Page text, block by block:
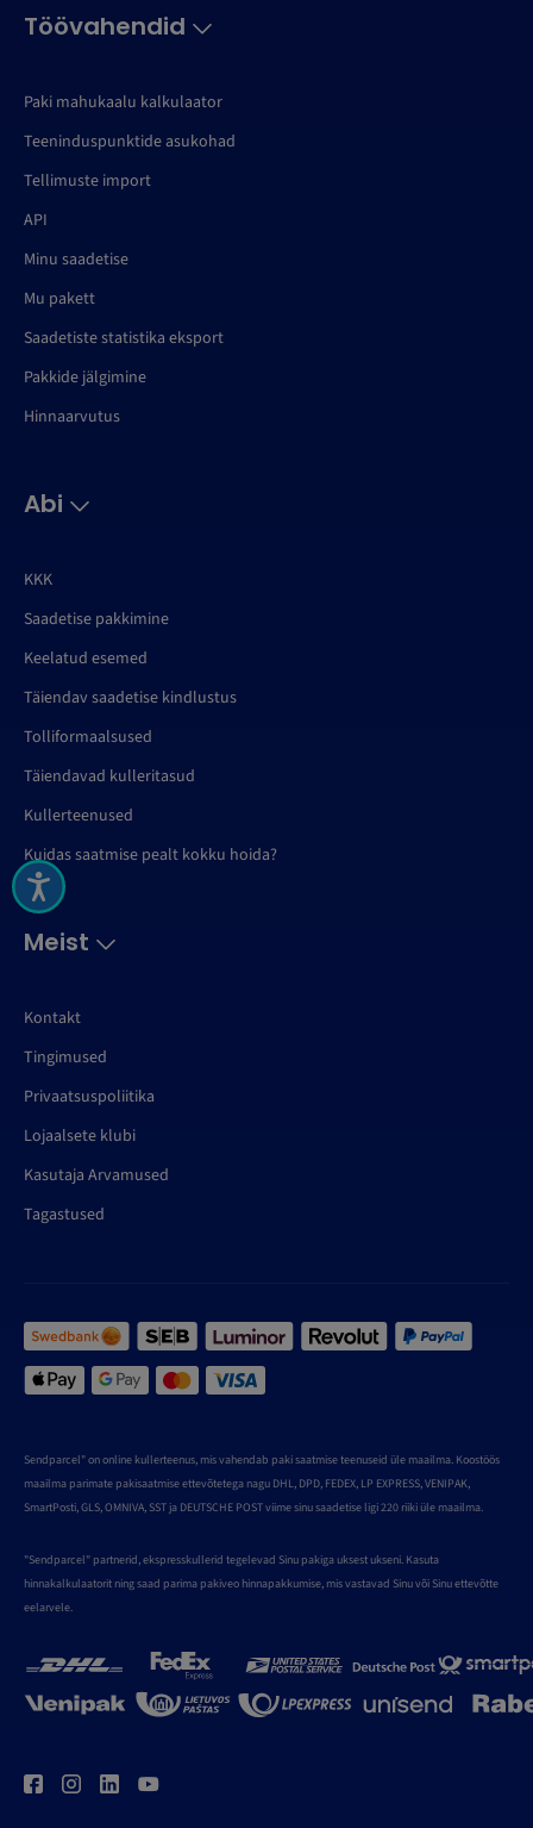
Töövahendid
Paki mahukaalu kalkulaator
Teeninduspunktide asukohad
Tellimuste import
API
Minu saadetise
Mu pakett
Saadetiste statistika eksport
Pakkide jälgimine
Hinnaarvutus
Abi
KKK
Saadetise pakkimine
Keelatud esemed
Täiendav saadetise kindlustus
Tolliformaalsused
Täiendavad kulleritasud
Kullerteenused
Kuidas saatmise pealt kokku hoida?
Meist
Kontakt
Tingimused
Privaatsuspoliitika
Lojaalsete klubi
Kasutaja Arvamused
Tagastused
Sendparcel" on online kullerteenus, mis vahendab paki saatmise teenuseid üle maailma. Koostöös
maailma parimate pakisaatmise ettevõtetega nagu DHL, DPD, FEDEX, LP EXPRESS, VENIPAK,
SmartPosti, GLS, OMNIVA, SST ja DEUTSCHE POST viime sinu saadetise ligi 220 riiki üle maailma.
"Sendparcel" partnerid, ekspresskullerid tegelevad Sinu pakiga uksest ukseni. Kasuta
hinnakalkulaatorit ning saad parima pakiveo hinnapakkumise, mis vastavad Sinu või Sinu ettevõtte
eelarvele.